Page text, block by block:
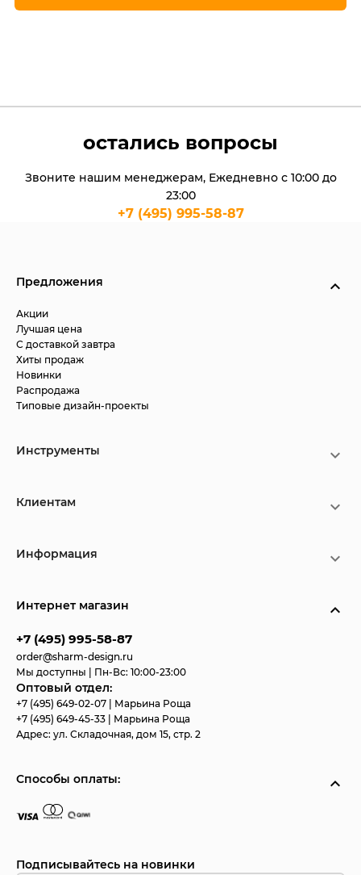
остались вопросы
Звоните нашим менеджерам, Ежедневно с 10:00 до
23:00
+7 (495) 995-58-87
Предложения
Акции
Лучшая цена
С доставкой завтра
Хиты продаж
Новинки
Распродажа
Типовые дизайн-проекты
Инструменты
Клиентам
Информация
Интернет магазин
+7 (495) 995-58-87
order@sharm-design.ru
Мы доступны | Пн-Вс: 10:00-23:00
Оптовый отдел:
+7 (495) 649-02-07 | Марьина Роща
+7 (495) 649-45-33 | Марьина Роща
Адрес: ул. Складочная, дом 15, стр. 2
Способы оплаты:
Подписывайтесь на новинки